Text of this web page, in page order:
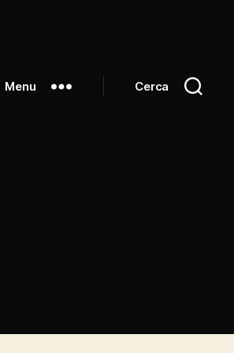
Menu Cerca